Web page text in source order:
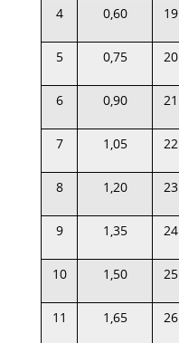
4 0,60 19
5 0,75 20
6 0,90 21
7 1,05 22
8 1,20 23
9 1,35 24
10 1,50 25
11 1,65 26